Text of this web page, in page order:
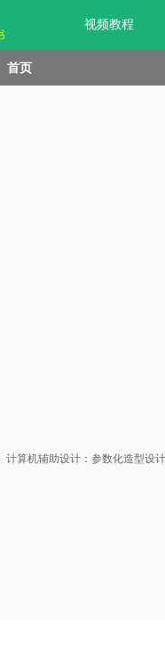
视频教程
首页
计算机辅助设计：参数化造型设